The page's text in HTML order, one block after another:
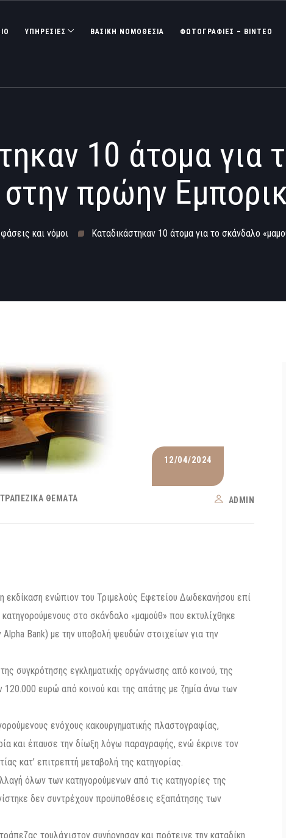
ΥΠΗΡΕΣΙΕΣ ΒΑΣΙΚΉ ΝΟΜΟΘΕΣΊΑ ΦΩΤΟΓΡΑΦΊΕΣ – ΒΊΝΤΕΟ
10 άτομα για
πρώην
και νόμοι Καταδικάστηκαν 10 άτομα για το σκάνδαλο
12/04/2024
ΤΡΑΠΕΖΙΚΆ ΘΈΜΑΤΑ ADMIN
ενώπιον του Τριμελούς Εφετείου Δωδεκανήσου επί
στο σκάνδαλο «μαμούθ» που εκτυλίχθηκε
Bank) με την υποβολή ψευδών στοιχείων για την
συγκρότησης εγκληματικής οργάνωσης από κοινού, της
ευρώ από κοινού και της απάτης με ζημία άνω των
ενόχους κακουργηματικής πλαστογραφίας,
και έπαυσε την δίωξη λόγω παραγραφής, ενώ έκρινε τον
κατ’ επιτρεπτή μεταβολή της κατηγορίας.
όλων των κατηγορούμενων από τις κατηγορίες της
δεν συντρέχουν προϋποθέσεις εξαπάτησης των
τουλάχιστον συνήργησαν και πρότεινε την καταδίκη